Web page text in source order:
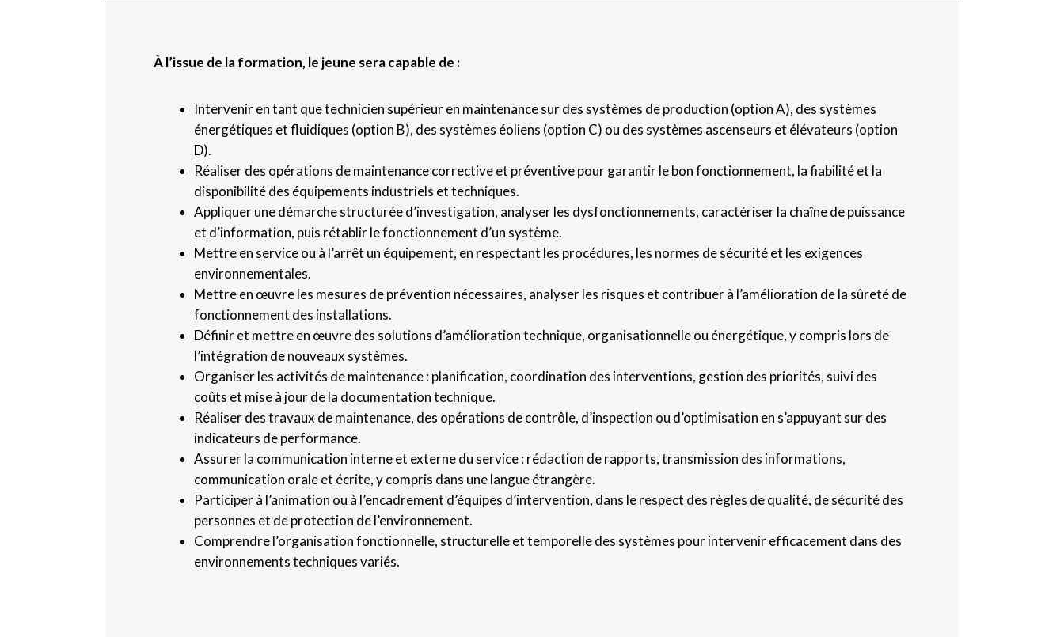
À l’issue de la formation, le jeune sera capable de :
Intervenir en tant que technicien supérieur en maintenance sur des systèmes de production (option A), des systèmes
énergétiques et fluidiques (option B), des systèmes éoliens (option C) ou des systèmes ascenseurs et élévateurs (option
D).
Réaliser des opérations de maintenance corrective et préventive pour garantir le bon fonctionnement, la fiabilité et la
disponibilité des équipements industriels et techniques.
Appliquer une démarche structurée d’investigation, analyser les dysfonctionnements, caractériser la chaîne de puissance
et d’information, puis rétablir le fonctionnement d’un système.
Mettre en service ou à l’arrêt un équipement, en respectant les procédures, les normes de sécurité et les exigences
environnementales.
Mettre en œuvre les mesures de prévention nécessaires, analyser les risques et contribuer à l’amélioration de la sûreté de
fonctionnement des installations.
Définir et mettre en œuvre des solutions d’amélioration technique, organisationnelle ou énergétique, y compris lors de
l’intégration de nouveaux systèmes.
Organiser les activités de maintenance : planification, coordination des interventions, gestion des priorités, suivi des
coûts et mise à jour de la documentation technique.
Réaliser des travaux de maintenance, des opérations de contrôle, d’inspection ou d’optimisation en s’appuyant sur des
indicateurs de performance.
Assurer la communication interne et externe du service : rédaction de rapports, transmission des informations,
communication orale et écrite, y compris dans une langue étrangère.
Participer à l’animation ou à l’encadrement d’équipes d’intervention, dans le respect des règles de qualité, de sécurité des
personnes et de protection de l’environnement.
Comprendre l’organisation fonctionnelle, structurelle et temporelle des systèmes pour intervenir efficacement dans des
environnements techniques variés.